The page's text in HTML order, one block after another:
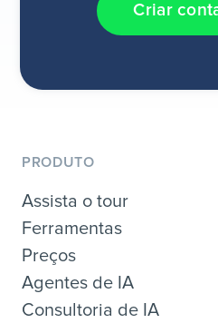
Criar
PRODUTO
Assista o tour
Ferramentas
Preços
Agentes de IA
Consultoria de IA